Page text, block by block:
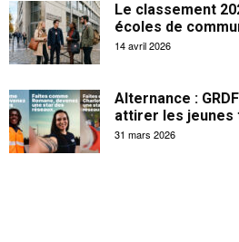
Le classement
écoles de
14 avril 2026
Alternance :
attirer les jeunes
31 mars 2026